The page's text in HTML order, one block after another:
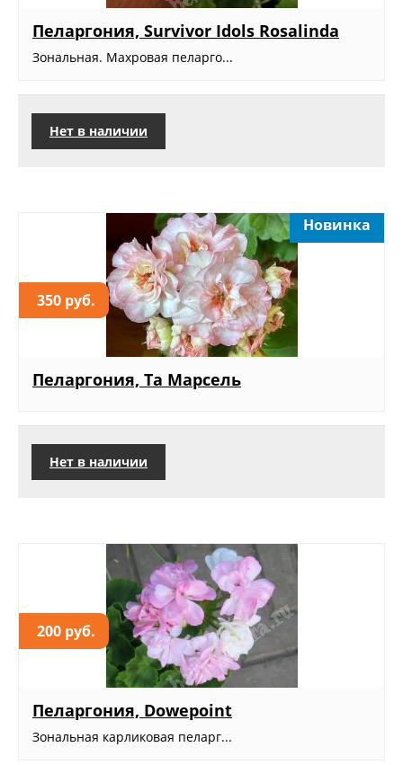
Пеларгония, Survivor Idols Rosalinda
Зональная. Махровая пеларго...
Нет в наличии
350 руб.
Новинка
Пеларгония, Та Марсель
Нет в наличии
200 руб.
Пеларгония, Dowepoint
Зональная карликовая пеларг...